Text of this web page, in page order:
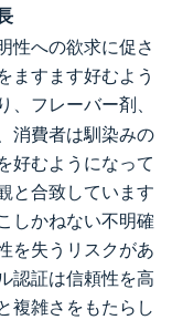
性への欲求に促さ
ますます好むよう
、フレーバー剤、
消費者は馴染みの
好むようになって
と合致しています
しかねない不明確
を失うリスクがあ
認証は信頼性を高
複雑さをもたらし